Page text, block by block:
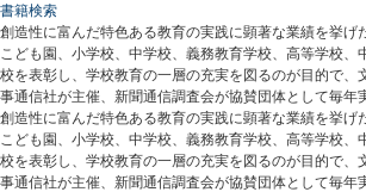
書籍検索
創造性に富んだ特色ある教育の実践に顕著な業績を挙げ
こども園、小学校、中学校、義務教育学校、高等学校、
校を表彰し、学校教育の一層の充実を図るのが目的で、
事通信社が主催、新聞通信調査会が協賛団体として毎年
創造性に富んだ特色ある教育の実践に顕著な業績を挙げ
こども園、小学校、中学校、義務教育学校、高等学校、
校を表彰し、学校教育の一層の充実を図るのが目的で、
事通信社が主催、新聞通信調査会が協賛団体として毎年